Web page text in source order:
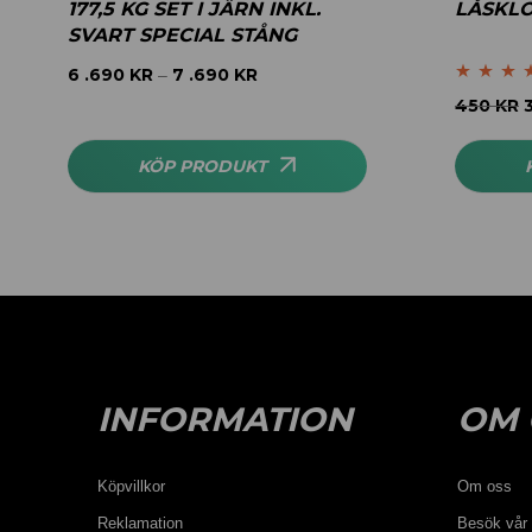
177,5 KG SET I JÄRN INKL.
SVART SPECIAL STÅNG
6 .690 KR – 7 .690 KR
KÖP PRODUKT
Betygsatt
450KR
INFORMATION
Köpvillkor
Reklamation
OM
Om oss
Besök vår